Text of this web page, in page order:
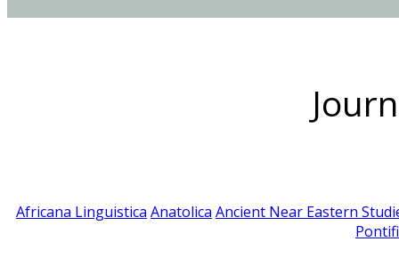
Africana Linguistica Anatolica Ancient Near Eastern